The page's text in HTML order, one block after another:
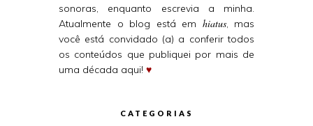
sonoras, enquanto escrevia a minha.
Atualmente o blog está em hiatus, mas
você está convidado (a) a conferir todos
os conteúdos que publiquei por mais de
uma década aqui! ♥
CATEGORIAS